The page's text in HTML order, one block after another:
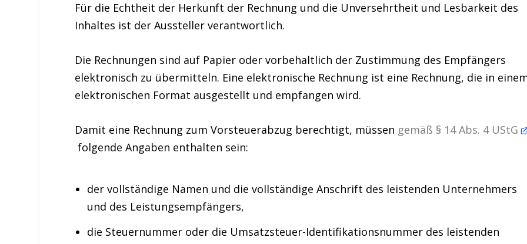
Für die Echtheit der Herkunft der Rechnung und die Unversehrtheit und Lesbarkeit des
Inhaltes ist der Aussteller verantwortlich.
Die Rechnungen sind auf Papier oder vorbehaltlich der Zustimmung des Empfängers
elektronisch zu übermitteln. Eine elektronische Rechnung ist eine Rechnung, die in
elektronischen Format ausgestellt und empfangen wird.
Damit eine Rechnung zum Vorsteuerabzug berechtigt, müssen gemäß § 14 Abs. 4 UStG
folgende Angaben enthalten sein:
der vollständige Namen und die vollständige Anschrift des leistenden Unternehmers
und des Leistungsempfängers,
die Steuernummeroder die Umsatzsteuer-Identifikationsnummer des leistenden